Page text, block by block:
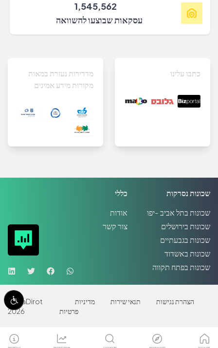
1,545,562
עסקאות שבוצעו להשוואה
מדדירות נעזרת במאות
מקורות מידע אמינים
כתבו עלינו
כללי
אודות
צור קשר
שכונות נסרקות
שכונות בתל אביב -יפו
שכונות בירושלים
שכונות בגבעתיים
שכונות באשדוד
שכונות בפתח תקווה
MadaDirot
2026
הצהרת נגישות תנאי שירות
מדיניות
פרטיות